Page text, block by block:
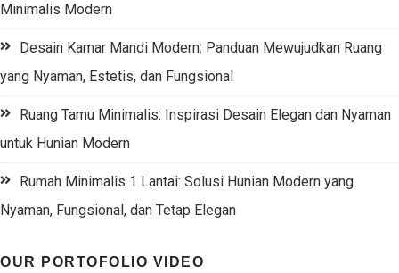
Minimalis Modern
Desain Kamar Mandi Modern: Panduan Mewujudkan Ruang
yang Nyaman, Estetis, dan Fungsional
Ruang Tamu Minimalis: Inspirasi Desain Elegan dan Nyaman
untuk Hunian Modern
Rumah Minimalis 1 Lantai: Solusi Hunian Modern yang
Nyaman, Fungsional, dan Tetap Elegan
OUR PORTOFOLIO VIDEO